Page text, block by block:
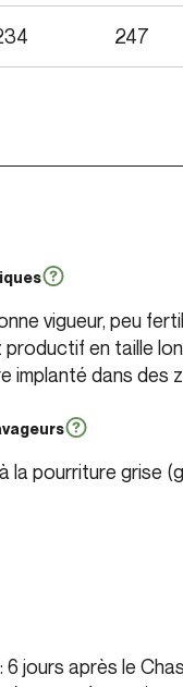
247
vigueur, peu
en taille
implanté dans des
la pourriture grise
jours après le